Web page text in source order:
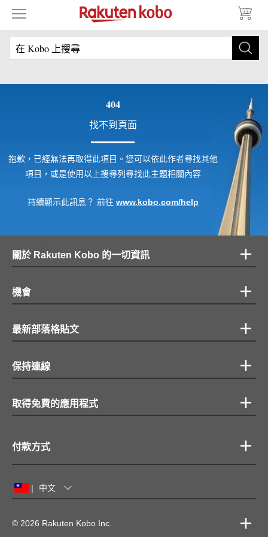
404
找不到頁面
抱歉，已經無法再取得此項目。您可以依此作者尋找其他
項目，或是使用以上搜尋列尋找此主題相關內容
持續顯示此訊息？ 前往 www.kobo.com/help
關於 Rakuten Kobo 的一切資訊
機會
最新部落格貼文
保持連線
取得免費的應用程式
付款方式
| 中文
© 2026 Rakuten Kobo Inc.